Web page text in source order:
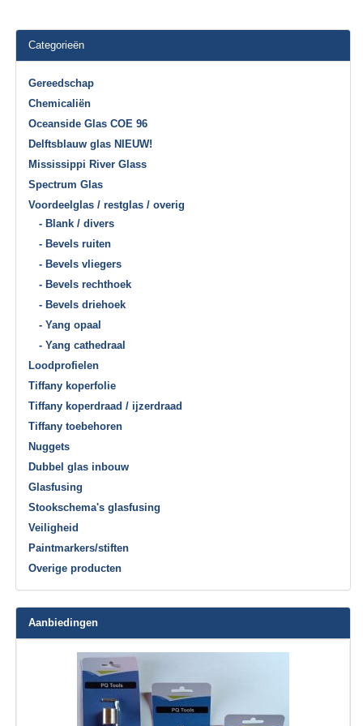
Categorieën
Gereedschap
Chemicaliën
Oceanside Glas COE 96
Delftsblauw glas NIEUW!
Mississippi River Glass
Spectrum Glas
Voordeelglas / restglas / overig
- Blank / divers
- Bevels ruiten
- Bevels vliegers
- Bevels rechthoek
- Bevels driehoek
- Yang opaal
- Yang cathedraal
Loodprofielen
Tiffany koperfolie
Tiffany koperdraad / ijzerdraad
Tiffany toebehoren
Nuggets
Dubbel glas inbouw
Glasfusing
Stookschema's glasfusing
Veiligheid
Paintmarkers/stiften
Overige producten
Aanbiedingen